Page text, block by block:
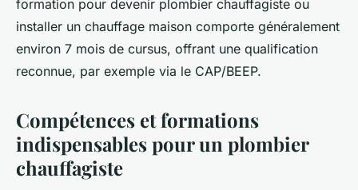
formation pour devenir plombier chauffagiste ou
installer un chauffage maison comporte généralement
environ 7 mois de cursus, offrant une qualification
reconnue, par exemple via le CAP/BEEP.
Compétences et formations
indispensables pour un plombier
chauffagiste